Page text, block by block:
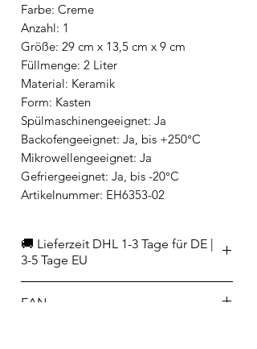
Farbe: Creme
Anzahl: 1
Größe: 29 cm x 13,5 cm x 9 cm
Füllmenge: 2 Liter
Material: Keramik
Form: Kasten
Spülmaschinengeeignet: Ja
Backofengeeignet: Ja, bis +250°C
Mikrowellengeeignet: Ja
Gefriergeeignet: Ja, bis -20°C
Artikelnummer: EH6353-02
🚚 Lieferzeit DHL 1-3 Tage für DE |
3-5 Tage EU
EAN